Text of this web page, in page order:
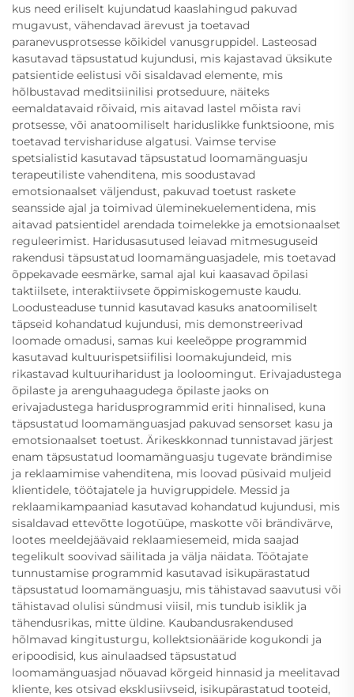
kus need eriliselt kujundatud kaaslahingud pakuvad
mugavust, vähendavad ärevust ja toetavad
paranevusprotsesse kõikidel vanusgruppidel. Lasteosad
kasutavad täpsustatud kujundusi, mis kajastavad üksikute
patsientide eelistusi või sisaldavad elemente, mis
hõlbustavad meditsiinilisi protseduure, näiteks
eemaldatavaid rõivaid, mis aitavad lastel mõista ravi
protsesse, või anatoomiliselt hariduslikke funktsioone, mis
toetavad tervishariduse algatusi. Vaimse tervise
spetsialistid kasutavad täpsustatud loomamänguasju
terapeutiliste vahenditena, mis soodustavad
emotsionaalset väljendust, pakuvad toetust raskete
seansside ajal ja toimivad üleminekuelementidena, mis
aitavad patsientidel arendada toimelekke ja emotsionaalset
reguleerimist. Haridusasutused leiavad mitmesuguseid
rakendusi täpsustatud loomamänguasjadele, mis toetavad
õppekavade eesmärke, samal ajal kui kaasavad õpilasi
taktiilsete, interaktiivsete õppimiskogemuste kaudu.
Loodusteaduse tunnid kasutavad kasuks anatoomiliselt
täpseid kohandatud kujundusi, mis demonstreerivad
loomade omadusi, samas kui keeleõppe programmid
kasutavad kultuurispetsiifilisi loomakujundeid, mis
rikastavad kultuuriharidust ja looloomingut. Erivajadustega
õpilaste ja arenguhaagudega õpilaste jaoks on
erivajadustega haridusprogrammid eriti hinnalised, kuna
täpsustatud loomamänguasjad pakuvad sensorset kasu ja
emotsionaalset toetust. Ärikeskkonnad tunnistavad järjest
enam täpsustatud loomamänguasju tugevate brändimise
ja reklaamimise vahenditena, mis loovad püsivaid muljeid
klientidele, töötajatele ja huvigruppidele. Messid ja
reklaamikampaaniad kasutavad kohandatud kujundusi, mis
sisaldavad ettevõtte logotüüpe, maskotte või brändivärve,
lootes meeldejäävaid reklaamiesemeid, mida saajad
tegelikult soovivad säilitada ja välja näidata. Töötajate
tunnustamise programmid kasutavad isikupärastatud
täpsustatud loomamänguasju, mis tähistavad saavutusi või
tähistavad olulisi sündmusi viisil, mis tundub isiklik ja
tähendusrikas, mitte üldine. Kaubandusrakendused
hõlmavad kingitusturgu, kollektsionääride kogukondi ja
eripoodisid, kus ainulaadsed täpsustatud
loomamänguasjad nõuavad kõrgeid hinnasid ja meelitavad
kliente, kes otsivad eksklusiivseid, isikupärastatud tooteid,